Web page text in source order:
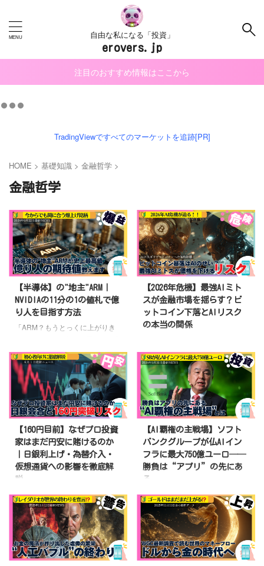
自由な私になる「投資」
erovers.jp
注目のおすすめ情報はここから
TradingViewですべてのマーケットを追跡[PR]
HOME > 基礎知識 > 金融哲学 >
金融哲学
【半導体】の"地主"ARM｜
NVIDIAの11分の1の値札で億
り人を目指す方法
「ARM？もうとっくに上がりき
遅れだよね」——もしあなたが今
そう思ったなら、この記事こそ最
後まで読んでほしい。なぜなら金
ちゃんは、その"出遅れた"と言わ
れているARMやその取引を支え
ているIBKR取引所の株を去年か
ら買い煽っていて上がっている
の。それでも今なお「まだ上が
る」と本気で見ているのよ。チャ
ートを見た多くの人は「もう天
井、乗り遅れた」で片付ける。で
も私の見方は、真逆。本当の価値
に、あなたは気づいていない。半
導体で本当に強いのは、チップを
作っている会社でも、AIで一番有
...
【2026年危機】最強AIミト
スが金融市場を揺らす？ビ
ットコイン下落とAIリスク
の本当の関係
くれる便利な道具」くらいに考え
ています。 でも今、世界の金融
市場では、その見方が大きく変わ
り始めています。 実際に
Anthropic社のミトスのような強
力なAIが、銀行・取引所・ウォレ
ット・ETF・カストディ会社な
ど、金融インフラの弱点を見つ
け、自発的に攻撃を可能にするこ
とが確認されました。それを受け
て、Anthropicはミトスを公開し
ない異例の事態にまで発展しまし
た
この記事では、ミトス級AI
とは何か、ビットコイン本体は本
当に危ないのか、そしてビットコ
...
【160円目前】なぜプロ投資
家はまだ円安に賭けるのか
｜日銀利上げ・為替介入・
仮想通貨への影響を徹底解
説
「政府が11兆円も介入したな
ら、さすがに円安は止まるんじゃ
ないの？」 そう思っていた人は
少なくないはずです。 でも現実
は逆でした。政府・日銀は4月28
日から5月27日にかけて、月次ベ
【AI覇権の主戦場】ソフト
バンクグループが仏AIイン
フラに最大750億ユーロ──
勝負は“アプリ”の先にあ
る
AI革命って、アプリを作る会社だ
けが勝つと思ってない？
ChatGPT、AI動画、AI検索──。
ここ数年、AIという言葉を聞かな
い日はない。 でも、ぶっちゃけ
多くの人が見落としている点があ